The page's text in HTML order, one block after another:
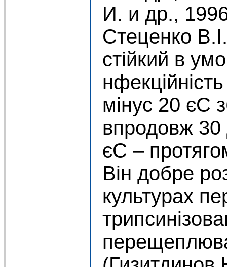
И. и др.,
Стеценко
стійкий в
мінус 20 єС
впродовж 30
єС –
Він добре
культурах